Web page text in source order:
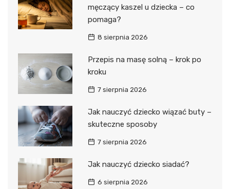
męczący kaszel u dziecka – co
pomaga?
8 sierpnia 2026
Przepis na masę solną – krok po
kroku
7 sierpnia 2026
Jak nauczyć dziecko wiązać buty –
skuteczne sposoby
7 sierpnia 2026
Jak nauczyć dziecko siadać?
6 sierpnia 2026